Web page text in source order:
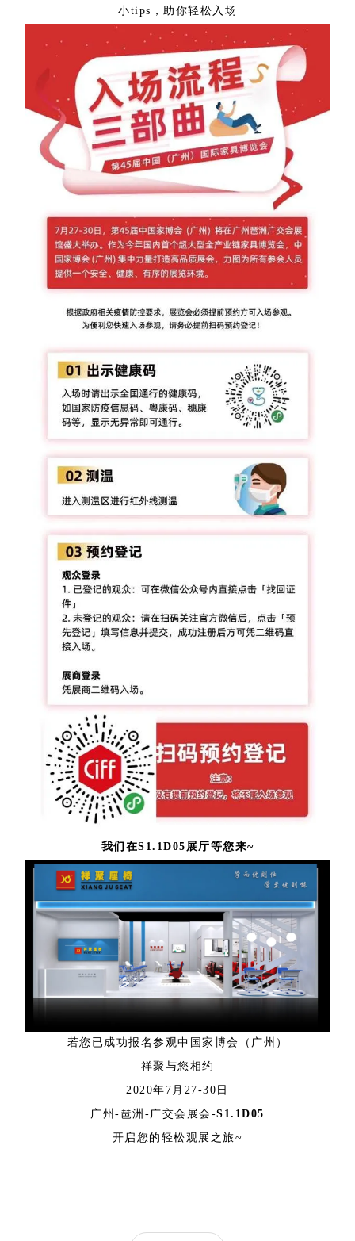
小tips，助你轻松入场
我们在S1.1D05展厅等您来~
若您已成功报名参观中国家博会（广州）
祥聚与您相约
2020年7月27-30日
广州-琶洲-广交会展会-S1.1D05
开启您的轻松观展之旅~